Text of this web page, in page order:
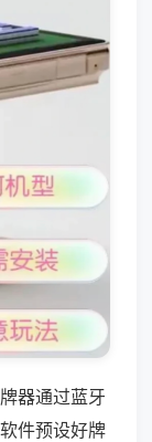
器通过蓝牙
件预设好牌